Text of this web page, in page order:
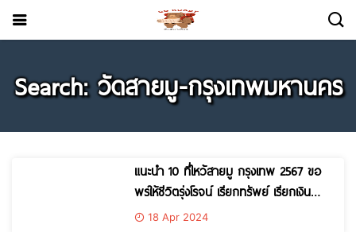
Search: วัดสายมู-กรุงเทพมหานคร
แนะนำ 10 ที่ไหว้สายมู กรุงเทพ 2567 ขอ
พรให้ชีวิตรุ่งโรจน์ เรียกทรัพย์ เรียกเงิน
เรียกงาน ความรักสมหวัง
18 Apr 2024